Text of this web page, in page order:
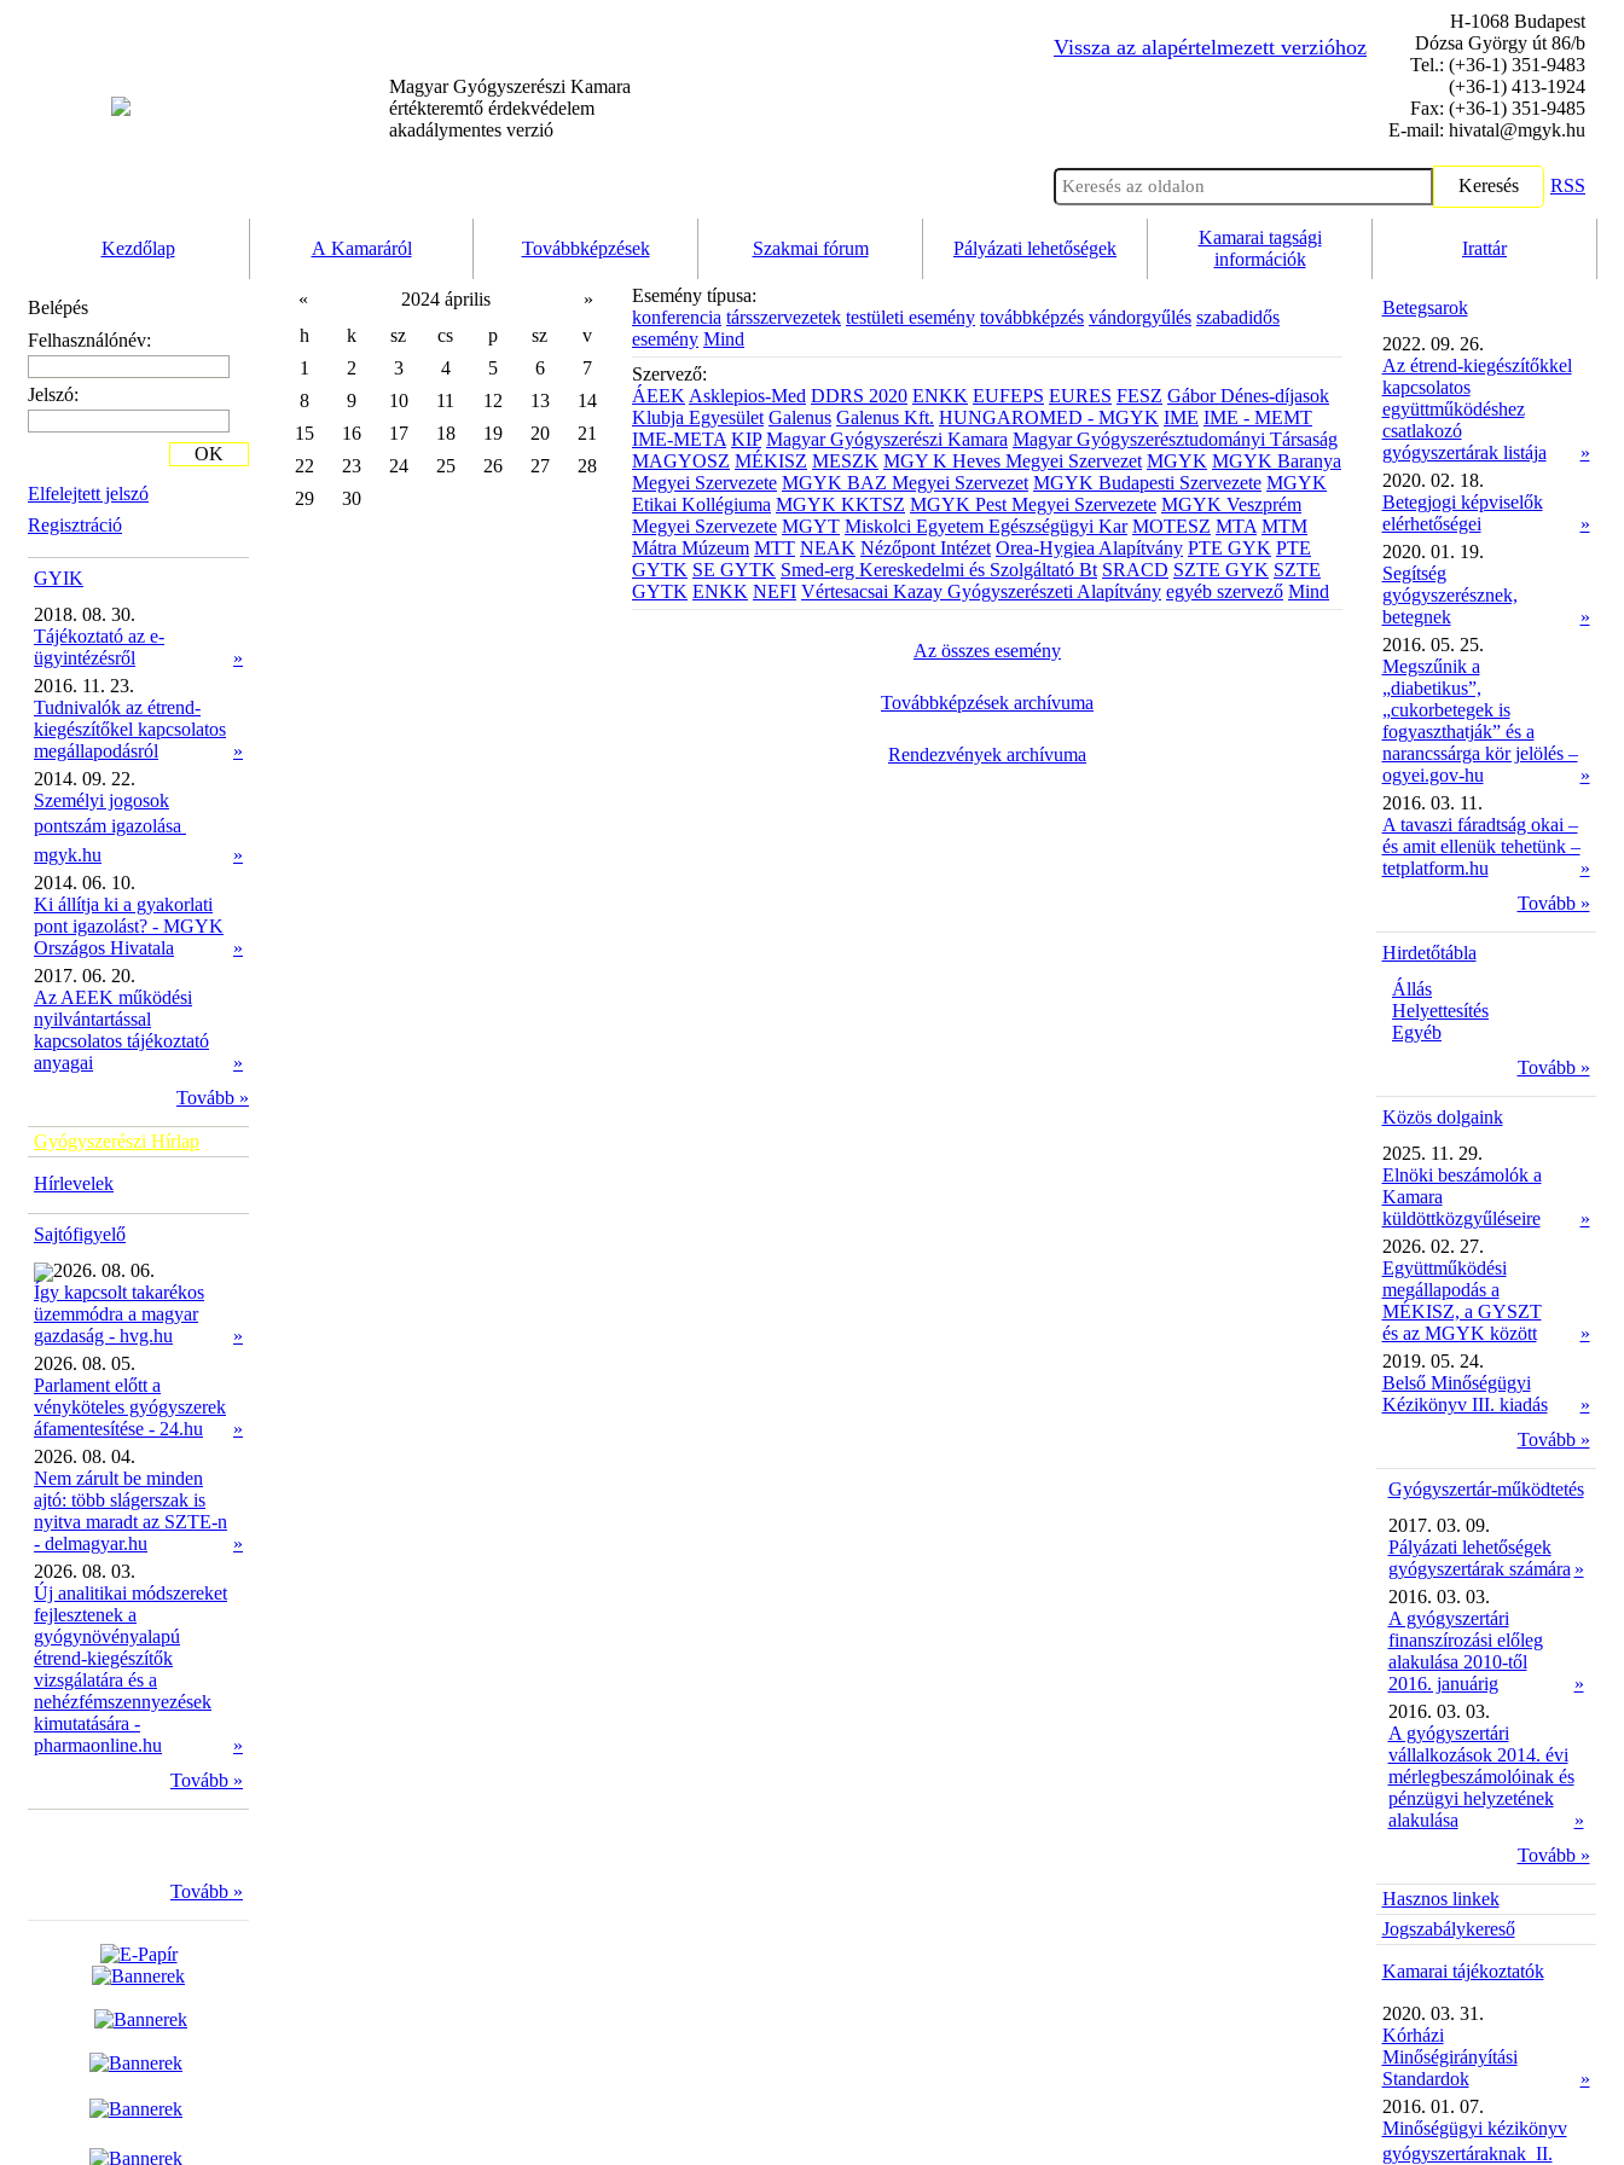
Magyar Gyógyszerészi Kamara
értékteremtő érdekvédelem
akadálymentes verzió
Vissza az alapértelmezett verzióhoz
H-1068 Budapest
Dózsa György út 86/b
Tel.: (+36-1) 351-9483
(+36-1) 413-1924
Fax: (+36-1) 351-9485
E-mail: hivatal@mgyk.hu
Keresés RSS
Kezdőlap A Kamaráról Továbbképzések Szakmai fórum Pályázati lehetőségek
Kamarai tagsági
információk
Irattár
Belépés
Felhasználónév:
Jelszó:
Elfelejtett jelszó
Regisztráció
OK
GYIK
2018. 08. 30.
Tájékoztató az e-
ügyintézésről
»
2016. 11. 23.
Tudnivalók az étrend-
kiegészítőkel kapcsolatos
megállapodásról
»
2014. 09. 22.
Személyi jogosok
pontszám igazolása 
mgyk.hu
»
2014. 06. 10.
Ki állítja ki a gyakorlati
pont igazolást? - MGYK
Országos Hivatala
»
2017. 06. 20.
Az AEEK működési
nyilvántartással
kapcsolatos tájékoztató
anyagai
»
Tovább »
Gyógyszerészi Hírlap
Hírlevelek
Sajtófigyelő
2026. 08. 06.
Így kapcsolt takarékos
üzemmódra a magyar
gazdaság - hvg.hu
»
2026. 08. 05.
Parlament előtt a
vényköteles gyógyszerek
áfamentesítése - 24.hu
»
2026. 08. 04.
Nem zárult be minden
ajtó: több slágerszak is
nyitva maradt az SZTE-n
- delmagyar.hu
»
2026. 08. 03.
Új analitikai módszereket
fejlesztenek a
gyógynövényalapú
étrend-kiegészítők
vizsgálatára és a
nehézfémszennyezések
kimutatására -
pharmaonline.hu
»
Tovább »
Tovább »
« 2024 április
»
h
k sz cs p sz
v
1
2 3 4 5 6
7
8
9 10 11 12 13
14
15
16 17 18 19 20
21
22
23 24 25 26 27
28
29
30
Esemény típusa:
konferencia társszervezetek testületi esemény továbbképzés vándorgyűlés szabadidős
esemény Mind
Szervező:
ÁEEK Asklepios-Med DDRS 2020 ENKK EUFEPS EURES FESZ Gábor Dénes-díjasok
Klubja Egyesület Galenus Galenus Kft. HUNGAROMED - MGYK IME IME - MEMT
IME-META KIP Magyar Gyógyszerészi Kamara Magyar Gyógyszerésztudományi Társaság
MAGYOSZ MÉKISZ MESZK MGY K Heves Megyei Szervezet MGYK MGYK Baranya
Megyei Szervezete MGYK BAZ Megyei Szervezet MGYK Budapesti Szervezete MGYK
Etikai Kollégiuma MGYK KKTSZ MGYK Pest Megyei Szervezete MGYK Veszprém
Megyei Szervezete MGYT Miskolci Egyetem Egészségügyi Kar MOTESZ MTA MTM
Mátra Múzeum MTT NEAK Nézőpont Intézet Orea-Hygiea Alapítvány PTE GYK PTE
GYTK SE GYTK Smed-erg Kereskedelmi és Szolgáltató Bt SRACD SZTE GYK SZTE
GYTK ENKK NEFI Vértesacsai Kazay Gyógyszerészeti Alapítvány egyéb szervező Mind
Az összes esemény
Továbbképzések archívuma
Rendezvények archívuma
Betegsarok
2022. 09. 26.
Az étrend-kiegészítőkkel
kapcsolatos
együttműködéshez
csatlakozó
gyógyszertárak listája
»
2020. 02. 18.
Betegjogi képviselők
elérhetőségei
»
2020. 01. 19.
Segítség
gyógyszerésznek,
betegnek
»
2016. 05. 25.
Megszűnik a
„diabetikus”,
„cukorbetegek is
fogyaszthatják” és a
narancssárga kör jelölés –
ogyei.gov-hu
»
2016. 03. 11.
A tavaszi fáradtság okai –
és amit ellenük tehetünk –
tetplatform.hu
»
Tovább »
Hirdetőtábla
Állás
Helyettesítés
Egyéb
Tovább »
Közös dolgaink
2025. 11. 29.
Elnöki beszámolók a
Kamara
küldöttközgyűléseire
»
2026. 02. 27.
Együttműködési
megállapodás a
MÉKISZ, a GYSZT
és az MGYK között
»
2019. 05. 24.
Belső Minőségügyi
Kézikönyv III. kiadás
»
Tovább »
Gyógyszertár-működtetés
2017. 03. 09.
Pályázati lehetőségek
gyógyszertárak számára »
2016. 03. 03.
A gyógyszertári
finanszírozási előleg
alakulása 2010-től
2016. januárig
»
2016. 03. 03.
A gyógyszertári
vállalkozások 2014. évi
mérlegbeszámolóinak és
pénzügyi helyzetének
alakulása
»
Tovább »
Hasznos linkek
Jogszabálykereső
Kamarai tájékoztatók
2020. 03. 31.
Kórházi
Minőségirányítási
Standardok
»
2016. 01. 07.
Minőségügyi kézikönyv
gyógyszertáraknak  II.